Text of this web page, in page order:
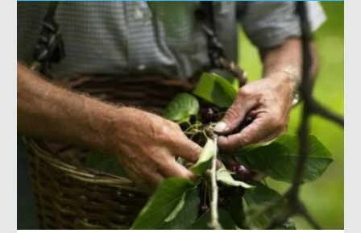
Konijnenhouderij
Melkveehouderij
Paardenhouderij
Pluimveehouderij
Schapenhouderij
Varkenshouderij
Vleesveehouderij
Bollenteelt
Bomen, vaste planten en zomerbloemen
Fruitteelt
Glastuinbouw
Paddenstoelen
Vollegrondsgroente
Vrouw en Bedrijf
Nieuws
Nieuwsabonnement
Webinars
Over LTO
LTO Nederland
Mensen
Bestuur en Directie
Jaarverslag 2023